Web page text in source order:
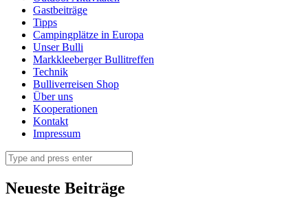
Gastbeiträge
Tipps
Campingplätze in Europa
Unser Bulli
Markkleeberger Bullitreffen
Technik
Bulliverreisen Shop
Über uns
Kooperationen
Kontakt
Impressum
Search
Neueste Beiträge